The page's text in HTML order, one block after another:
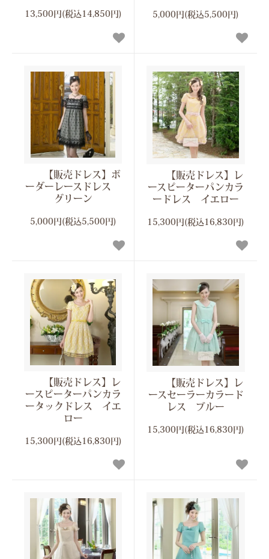
13,500円(税込14,850円) 5,000円(税込5,500円)
【販売ドレス】ボ
ーダーレースドレス
グリーン
5,000円(税込5,500円)
【販売ドレス】レ
ースピーターパンカラ
ードレス イエロー
15,300円(税込16,830円)
【販売ドレス】レ
ースピーターパンカラ
ータックドレス イエ
ロー
15,300円(税込16,830円)
【販売ドレス】レ
ースセーラーカラード
レス ブルー
15,300円(税込16,830円)